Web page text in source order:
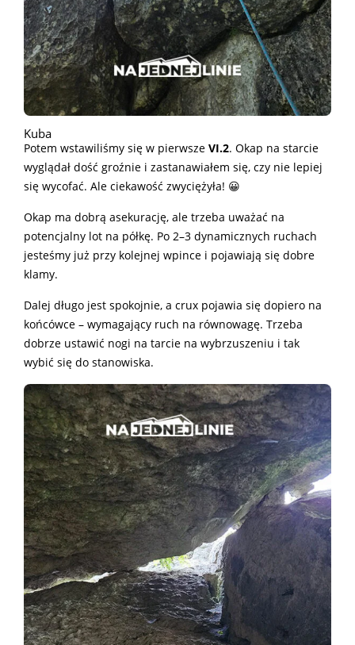
Kuba
Potem wstawiliśmy się w pierwsze VI.2. Okap na starcie
wyglądał dość groźnie i zastanawiałem się, czy nie lepiej
się wycofać. Ale ciekawość zwyciężyła! 😀
Okap ma dobrą asekurację, ale trzeba uważać na
potencjalny lot na półkę. Po 2–3 dynamicznych ruchach
jesteśmy już przy kolejnej wpince i pojawiają się dobre
klamy.
Dalej długo jest spokojnie, a crux pojawia się dopiero na
końcówce – wymagający ruch na równowagę. Trzeba
dobrze ustawić nogi na tarcie na wybrzuszeniu i tak
wybić się do stanowiska.